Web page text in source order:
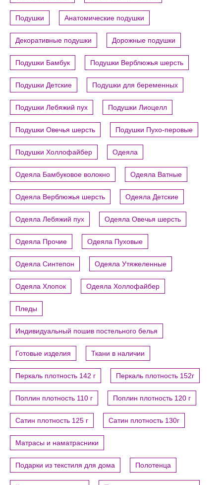
Подушки Анатомические подушки
Декоративные подушки Дорожные подушки
Подушки Бамбук Подушки Верблюжья шерсть
Подушки Детские Подушки для беременных
Подушки Лебяжий пух Подушки Лиоцелл
Подушки Овечья шерсть Подушки Пухо-перовые
Подушки Холлофайбер Одеяла
Одеяла Бамбуковое волокно Одеяла Ватные
Одеяла Верблюжья шерсть Одеяла Детские
Одеяла Лебяжий пух Одеяла Овечья шерсть
Одеяла Прочие Одеяла Пуховые
Одеяла Синтепон Одеяла Утяжеленные
Одеяла Хлопок Одеяла Холлофайбер
Пледы
Индивидуальный пошив постельного белья
Готовые изделия Ткани в наличии
Перкаль плотность 142 г Перкаль плотность 152г
Поплин плотность 110 г Поплин плотность 120 г
Сатин плотность 125 г Сатин плотность 130г
Матрасы и наматрасники
Подарки из текстиля для дома Полотенца